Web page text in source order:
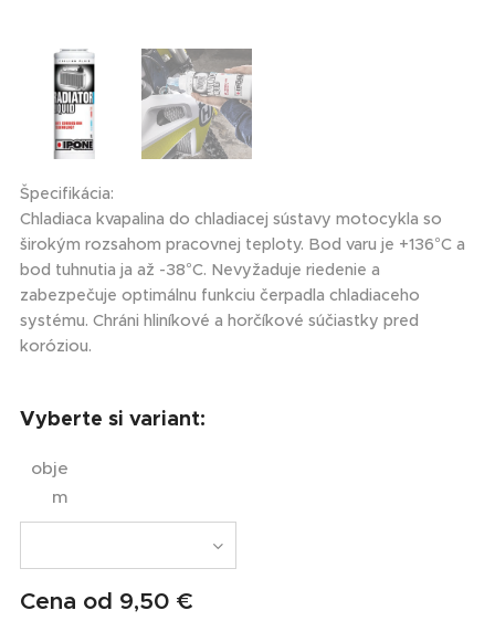
Špecifikácia:
Chladiaca kvapalina do chladiacej sústavy motocykla so
širokým rozsahom pracovnej teploty. Bod varu je +136°C a
bod tuhnutia ja až -38°C. Nevyžaduje riedenie a
zabezpečuje optimálnu funkciu čerpadla chladiaceho
systému. Chráni hliníkové a horčíkové súčiastky pred
koróziou.
Vyberte si variant:
obje
m
Cena od 9,50 €